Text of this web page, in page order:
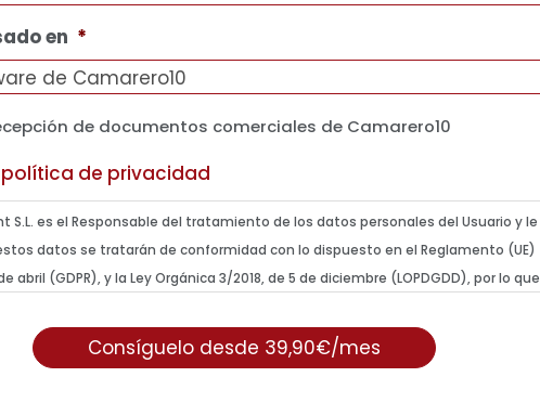
en *
de documentos comerciales de Camarero10
política de privacidad
S.L. es el Responsable del tratamiento de los datos personales del Usuario y le
datos se tratarán de conformidad con lo dispuesto en el Reglamento (UE)
abril (GDPR), y la Ley Orgánica 3/2018, de 5 de diciembre (LOPDGDD), por lo que
del tratamiento: mantener una relación comercial (por interés legítimo del
6.1.f GDPR) y envío de comunicaciones de productos o servicios (con el